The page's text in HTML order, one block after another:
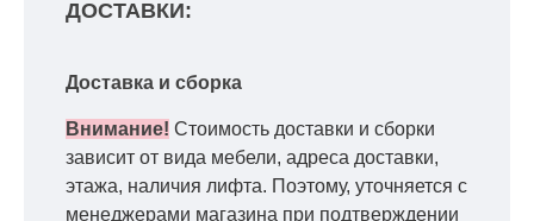
ДОСТАВКИ:
Доставка и сборка
Внимание! Стоимость доставки и сборки
зависит от вида мебели, адреса доставки,
этажа, наличия лифта. Поэтому, уточняется с
менеджерами магазина при подтверждении